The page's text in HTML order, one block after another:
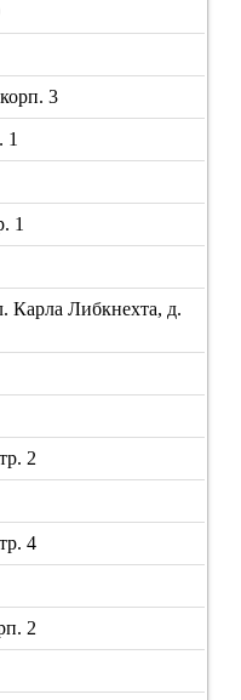
3
1
1
Карла Либкнехта, д.
2
4
2